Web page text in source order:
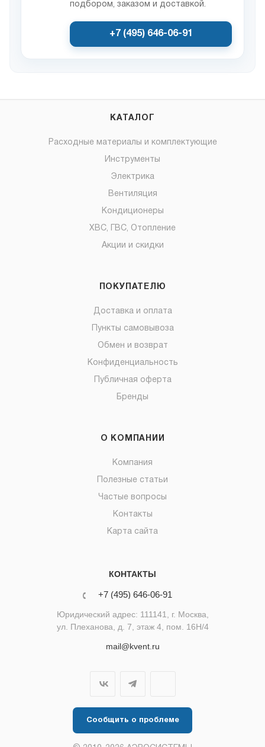
подбором, заказом и доставкой.
+7 (495) 646-06-91
КАТАЛОГ
Расходные материалы и комплектующие
Инструменты
Электрика
Вентиляция
Кондиционеры
ХВС, ГВС, Отопление
Акции и скидки
ПОКУПАТЕЛЮ
Доставка и оплата
Пункты самовывоза
Обмен и возврат
Конфиденциальность
Публичная оферта
Бренды
О КОМПАНИИ
Компания
Полезные статьи
Частые вопросы
Контакты
Карта сайта
КОНТАКТЫ
+7 (495) 646-06-91
Юридический адрес: 111141, г. Москва,
ул. Плеханова, д. 7, этаж 4, пом. 16Н/4
mail@kvent.ru
Сообщить о проблеме